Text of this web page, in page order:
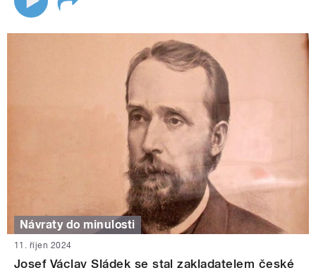
Návraty do minulosti
11. říjen 2024
Josef Václav Sládek se stal zakladatelem české